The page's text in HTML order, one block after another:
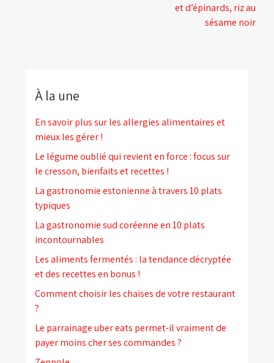
et d’épinards, riz au
sésame noir
À la une
En savoir plus sur les allergies alimentaires et
mieux les gérer !
Le légume oublié qui revient en force : focus sur
le cresson, bienfaits et recettes !
La gastronomie estonienne à travers 10 plats
typiques
La gastronomie sud coréenne en 10 plats
incontournables
Les aliments fermentés : la tendance décryptée
et des recettes en bonus !
Comment choisir les chaises de votre restaurant
?
Le parrainage uber eats permet-il vraiment de
payer moins cher ses commandes ?